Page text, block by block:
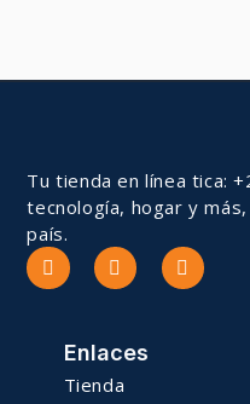
Tu tienda en línea tica:
tecnología, hogar y
país.
Enlaces
Tienda